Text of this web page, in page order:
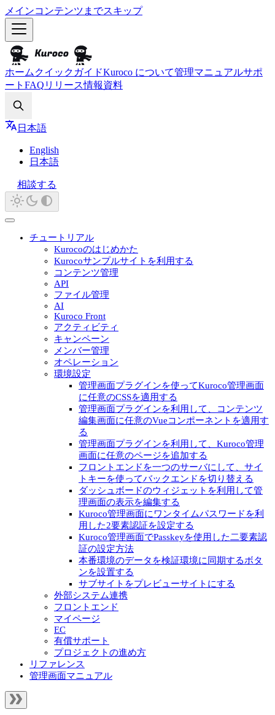
メインコンテンツまでスキップ
ホーム クイックガイドKuroco について管理マニュアルサポ
ート FAQ リリース情報資料
日本語
English
日本語
相談する
チュートリアル
Kurocoのはじめかた
Kurocoサンプルサイトを利用する
コンテンツ管理
API
ファイル管理
AI
Kuroco Front
アクティビティ
キャンペーン
メンバー管理
オペレーション
環境設定
管理画面プラグインを使ってKuroco管理画面
に任意のCSSを適用する
管理画面プラグインを利用して、コンテンツ
編集画面に任意のVueコンポーネントを適用す
る
管理画面プラグインを利用して、Kuroco管理
画面に任意のページを追加する
フロントエンドを一つのサーバにして、サイ
トキーを使ってバックエンドを切り替える
ダッシュボードのウィジェットを利用して管
理画面の表示を編集する
Kuroco管理画面にワンタイムパスワードを利
用した2要素認証を設定する
Kuroco管理画面でPasskeyを使用した二要素認
証の設定方法
本番環境のデータを検証環境に同期するボタ
ンを設置する
サブサイトをプレビューサイトにする
外部システム連携
フロントエンド
マイページ
EC
有償サポート
プロジェクトの進め方
リファレンス
管理画面マニュアル